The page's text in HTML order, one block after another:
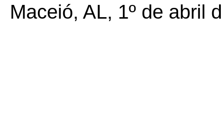
Maceió, AL, 1º de abril